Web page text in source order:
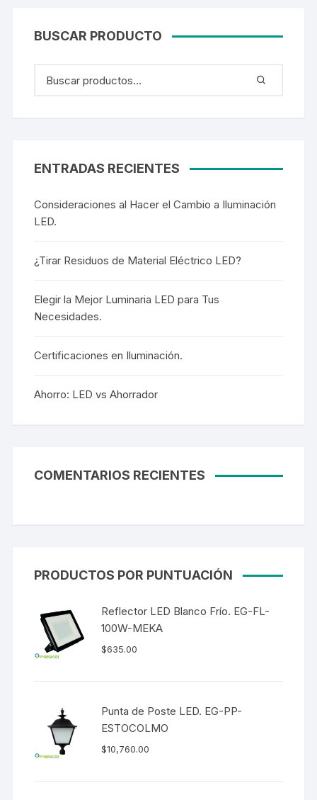
BUSCAR PRODUCTO
ENTRADAS RECIENTES
Consideraciones al Hacer el Cambio a Iluminación
LED.
¿Tirar Residuos de Material Eléctrico LED?
Elegir la Mejor Luminaria LED para Tus
Necesidades.
Certificaciones en Iluminación.
Ahorro: LED vs Ahorrador
COMENTARIOS RECIENTES
PRODUCTOS POR PUNTUACIÓN
Reflector LED Blanco Frío. EG-FL-
100W-MEKA
$635.00
Punta de Poste LED. EG-PP-
ESTOCOLMO
$10,760.00